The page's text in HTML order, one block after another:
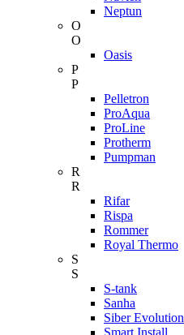
Neptun
O
O
Oasis
P
P
Pelletron
ProAqua
ProLine
Protherm
Pumpman
R
R
Rifar
Rispa
Rommer
Royal Thermo
S
S
S-tank
Sanha
Siber Evolution
Smart Install